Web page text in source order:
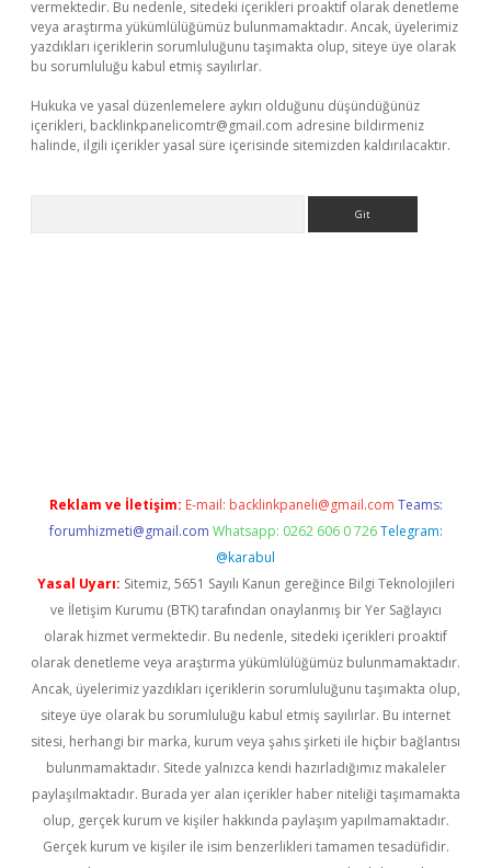
vermektedir. Bu nedenle, sitedeki içerikleri proaktif olarak denetleme
veya araştırma yükümlülüğümüz bulunmamaktadır. Ancak, üyelerimiz
yazdıkları içeriklerin sorumluluğunu taşımakta olup, siteye üye olarak
bu sorumluluğu kabul etmiş sayılırlar.
Hukuka ve yasal düzenlemelere aykırı olduğunu düşündüğünüz
içerikleri, backlinkpanelicomtr@gmail.com adresine bildirmeniz
halinde, ilgili içerikler yasal süre içerisinde sitemizden kaldırılacaktır.
Reklam ve İletişim: E-mail: backlinkpaneli@gmail.com Teams:
forumhizmeti@gmail.com Whatsapp: 0262 606 0 726 Telegram:
@karabul
Yasal Uyarı: Sitemiz, 5651 Sayılı Kanun gereğince Bilgi Teknolojileri
ve İletişim Kurumu (BTK) tarafından onaylanmış bir Yer Sağlayıcı
olarak hizmet vermektedir. Bu nedenle, sitedeki içerikleri proaktif
olarak denetleme veya araştırma yükümlülüğümüz bulunmamaktadır.
Ancak, üyelerimiz yazdıkları içeriklerin sorumluluğunu taşımakta olup,
siteye üye olarak bu sorumluluğu kabul etmiş sayılırlar. Bu internet
sitesi, herhangi bir marka, kurum veya şahıs şirketi ile hiçbir bağlantısı
bulunmamaktadır. Sitede yalnızca kendi hazırladığımız makaleler
paylaşılmaktadır. Burada yer alan içerikler haber niteliği taşımamakta
olup, gerçek kurum ve kişiler hakkında paylaşım yapılmamaktadır.
Gerçek kurum ve kişiler ile isim benzerlikleri tamamen tesadüfidir.